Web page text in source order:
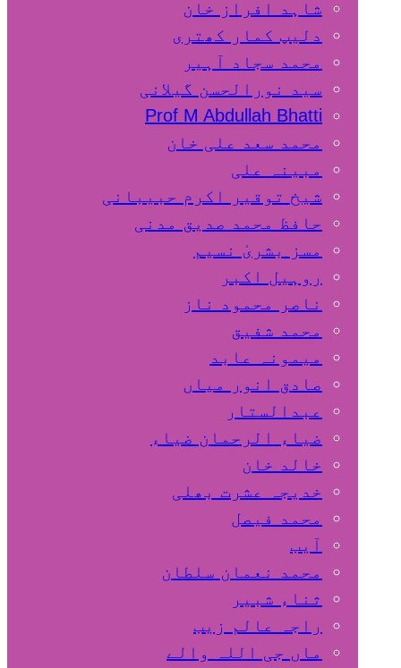
شاہد افراز خان
دلیپ کمار کھتری
محمد سجاد آہیر
سید نورالحسن گیلانی
Prof M Abdullah Bhatti
محمد سعد علی خان
مبینہ علی
شیخ توقیر اکرم حبیبانی
حافظ محمد صدیق مدنی
مسز بشریٰ نسیم
روہیل اکبر
ناصر محمود ناز
محمد شفیق
میمونہ عابد
صادق انور میاں
عبدالستار
ضیاء الرحمان ضیاء
خالد خان
خدیجہ عشرت بھلی
محمد فیصل
آیب
محمد نعمان سلطان
ثناء شبیر
راجہ عالم زیب
ماں جی اللہ والے